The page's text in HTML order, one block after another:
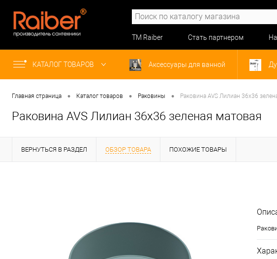
ТМ Raiber Стать партнером
КАТАЛОГ ТОВАРОВ Аксессуары для ванной
Главная страница • Каталог товаров • Раковины • Раковина AVS Лилиан 36x36
Раковина AVS Лилиан 36x36 зеленая матовая
ВЕРНУТЬСЯ В РАЗДЕЛ ОБЗОР ТОВАРА ПОХОЖИЕ ТОВАРЫ